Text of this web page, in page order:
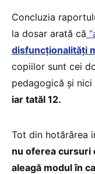
Concluzia
la dosar arată că
disfuncţionalităţi
copiilor sunt cei
pedagogică şi
iar tatăl 12.
Tot din hotărârea
nu oferea cursuri
aleagă modul în